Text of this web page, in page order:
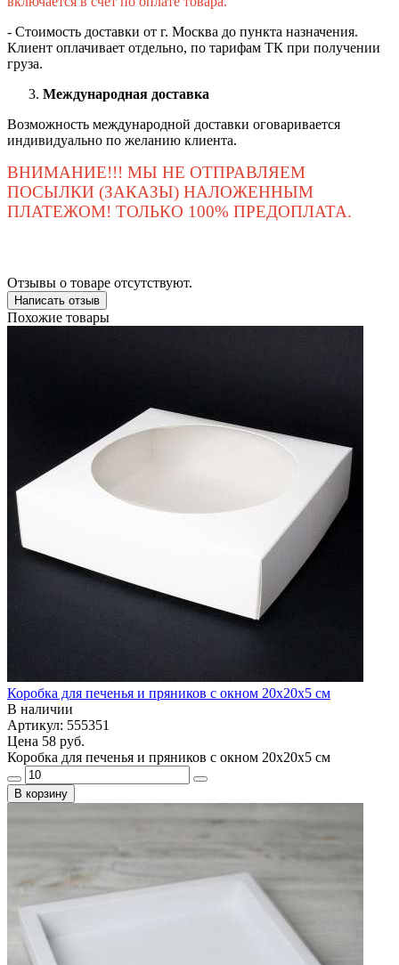
- Стоимость доставки от г. Москва до пункта назначения.
Клиент оплачивает отдельно, по тарифам ТК при получении
груза.
Международная доставка
Возможность международной доставки оговаривается
индивидуально по желанию клиента.
ВНИМАНИЕ!!! МЫ НЕ ОТПРАВЛЯЕМ
ПОСЫЛКИ (ЗАКАЗЫ) НАЛОЖЕННЫМ
ПЛАТЕЖОМ! ТОЛЬКО 100% ПРЕДОПЛАТА.
Отзывы о товаре отсутствуют.
Написать отзыв
Похожие товары
Коробка для печенья и пряников с окном 20х20х5 см
В наличии
Артикул: 555351
Цена 58 руб.
Коробка для печенья и пряников с окном 20х20х5 см
В корзину